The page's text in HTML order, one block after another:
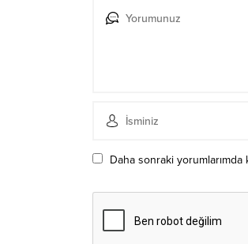
Daha sonraki yorumlarımda